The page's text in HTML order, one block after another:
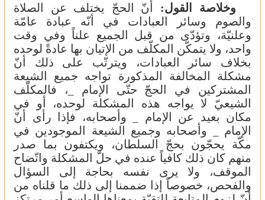
وخلاصة القول: أنّ الحجّ يختلف عن الصلاة
والصوم وسائر العبادات في أنّه عبادة عامّة
وعلنيّة، وتؤدّى من قبل الجميع علناً وفي وقت
واحد، ولا يتمكّن المكلّف من الإتيان بها عادةً لوحده
بخلاف سائر العبادات، ويترتّب على ذلك أنّ
مشكلة المخالفة المذكورة تواجه جميع الشيعة
المشتركين في الحجّ حتّى الإمام
، فالمكلّف
الشيعيّ لا يواجه هذه المشكلة لوحده، أو في
مكان بعيد عن الإمام
وأصحابه، فإذا رأى أنّ
الإمام
وأصحابه وجميع الشيعة الموجودين في
مكّة يحجّون بحجّ السلطان، ويكتفون بما صدر
منهم كان ذلك كافياً عنده في حلّ المشكلة واتّضاح
الموقف، ولا يرى نفسه بحاجة إلى السؤال
والفحص، خصوصاً إذا ضممنا إلى ذلك ما قلناه من